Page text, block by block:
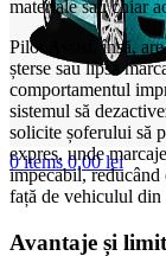
0items 0,00lei
materiale sau chiar
Pilot Assist, însă,
șterse sau lipsa
comportamentul
sistemul să
solicite șoferului să
expres, unde
impecabil, reducând
față de vehiculul din
Avantaje și